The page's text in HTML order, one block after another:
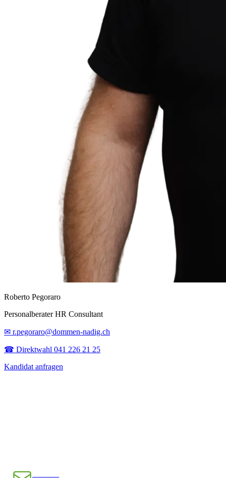
Roberto Pegoraro
Personalberater HR Consultant
✉ r.pegoraro@dommen-nadig.ch
☎ Direktwahl 041 226 21 25
Kandidat anfragen